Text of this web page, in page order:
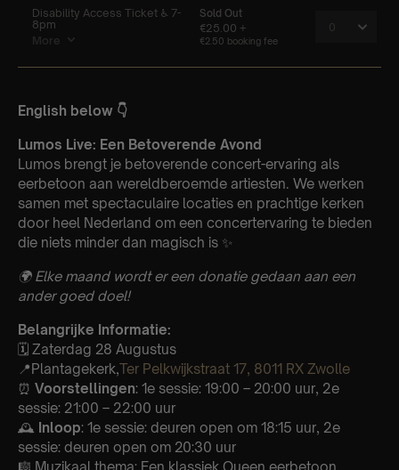
English below 👇
Lumos Live: Een Betoverende Avond
Lumos brengt je betoverende concert-ervaring als
eerbetoon aan wereldberoemde artiesten. We werken
samen met spectaculaire locaties en prachtige kerken
door heel Nederland om een concertervaring te bieden
die niets minder dan magisch is ✨
🌍 Elke maand wordt er een donatie gedaan aan een
ander goed doel!
Belangrijke Informatie:
🗓️ Zaterdag 28 Augustus
📍Plantagekerk,Ter Pelkwijkstraat 17, 8011 RX Zwolle
⏰ Voorstellingen: 1e sessie: 19:00 – 20:00 uur, 2e
sessie: 21:00 – 22:00 uur
🕰 Inloop: 1e sessie: deuren open om 18:15 uur, 2e
sessie: deuren open om 20:30 uur